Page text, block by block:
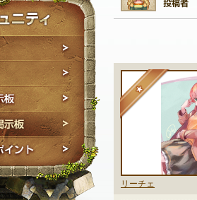
質問掲示板
クラブ募集掲示板
ファンアート掲示板
コミュニティポイン
リーチェ
★